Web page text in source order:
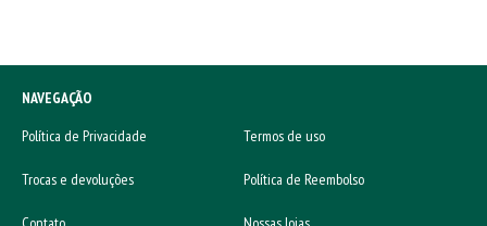
NAVEGAÇÃO
Política de Privacidade
Termos de uso
Trocas e devoluções Política de Reembolso